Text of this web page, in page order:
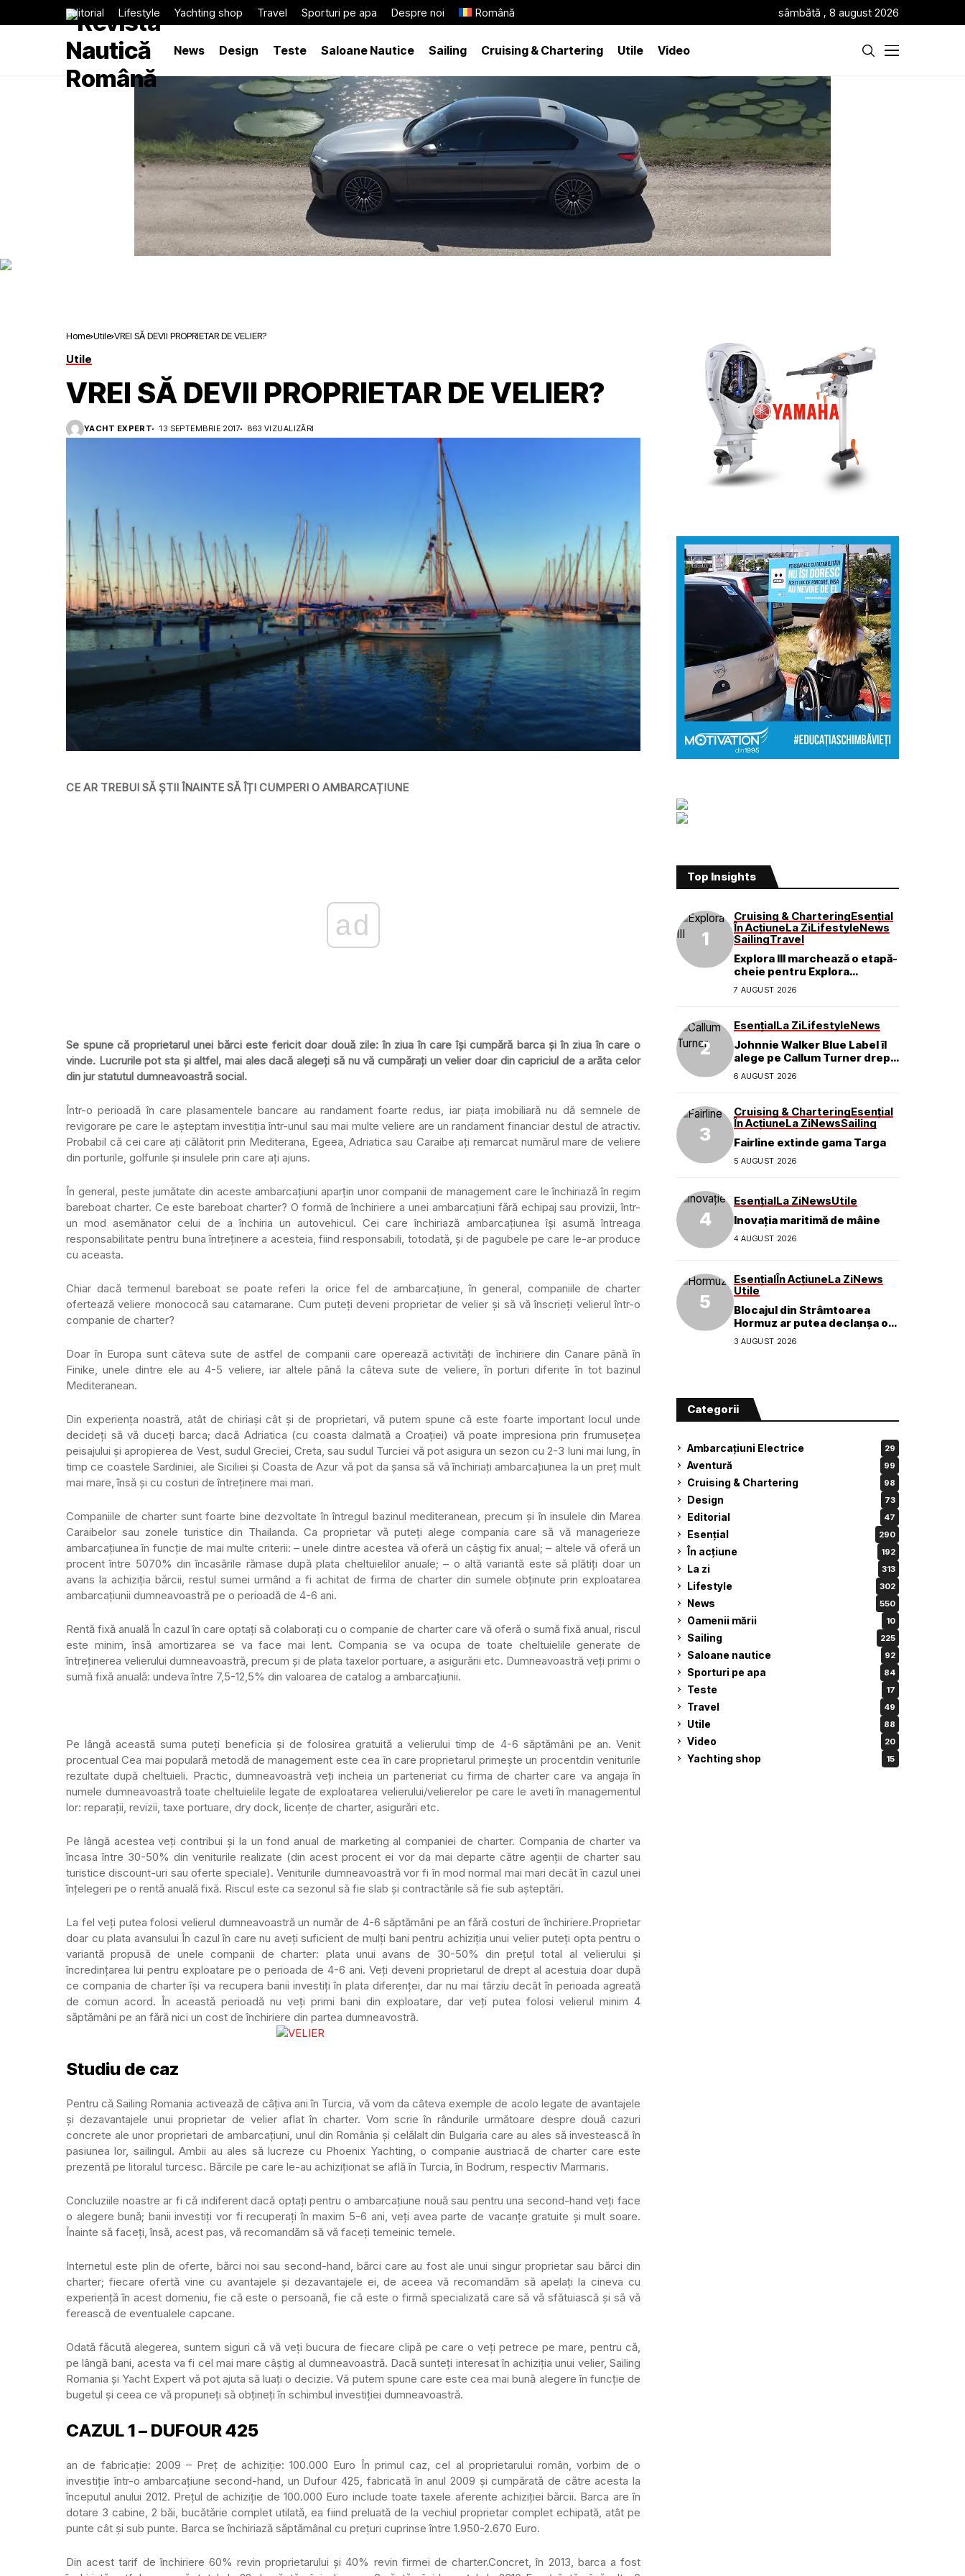
Editorial Lifestyle Yachting shop Travel Sporturi pe apa Despre noi Română sâmbătă , 8 august 2026
News Design Teste Saloane Nautice Sailing Cruising & Chartering Utile Video
Home Utile VREI SĂ DEVII PROPRIETAR DE VELIER?
Utile
VREI SĂ DEVII PROPRIETAR DE VELIER?
YACHT EXPERT 13 SEPTEMBRIE 2017 863 VIZUALIZĂRI
CE AR TREBUI SĂ ȘTII ÎNAINTE SĂ ÎȚI CUMPERI O AMBARCAȚIUNE
ad
Se spune că proprietarul unei bărci este fericit doar două zile: în ziua în care își cumpără barca și în ziua în care o
vinde. Lucrurile pot sta și altfel, mai ales dacă alegeți să nu vă cumpărați un velier doar din capriciul de a arăta celor
din jur statutul dumneavoastră social.
Într-o perioadă în care plasamentele bancare au randament foarte redus, iar piața imobiliară nu dă semnele de
revigorare pe care le așteptam investiția într-unul sau mai multe veliere are un randament financiar destul de atractiv.
Probabil că cei care ați călătorit prin Mediterana, Egeea, Adriatica sau Caraibe ați remarcat numărul mare de veliere
din porturile, golfurile și insulele prin care ați ajuns.
În general, peste jumătate din aceste ambarcațiuni aparțin unor companii de management care le închiriază în regim
bareboat charter. Ce este bareboat charter? O formă de închiriere a unei ambarcațiuni fără echipaj sau provizii, într-
un mod asemănator celui de a închiria un autovehicul. Cei care închiriază ambarcațiunea își asumă întreaga
responsabilitate pentru buna întreținere a acesteia, fiind responsabili, totodată, și de pagubele pe care le-ar produce
cu aceasta.
Chiar dacă termenul bareboat se poate referi la orice fel de ambarcațiune, în general, companiile de charter
ofertează veliere monococă sau catamarane. Cum puteți deveni proprietar de velier și să vă înscrieți velierul într-o
companie de charter?
Doar în Europa sunt câteva sute de astfel de companii care operează activități de închiriere din Canare până în
Finike, unele dintre ele au 4-5 veliere, iar altele până la câteva sute de veliere, în porturi diferite în tot bazinul
Mediteranean.
Din experiența noastră, atât de chiriași cât și de proprietari, vă putem spune că este foarte important locul unde
decideți să vă duceți barca; dacă Adriatica (cu coasta dalmată a Croației) vă poate impresiona prin frumusețea
peisajului și apropierea de Vest, sudul Greciei, Creta, sau sudul Turciei vă pot asigura un sezon cu 2-3 luni mai lung, în
timp ce coastele Sardiniei, ale Siciliei și Coasta de Azur vă pot da șansa să vă închiriați ambarcațiunea la un preț mult
mai mare, însă și cu costuri de întreținere mai mari.
Companiile de charter sunt foarte bine dezvoltate în întregul bazinul mediteranean, precum și în insulele din Marea
Caraibelor sau zonele turistice din Thailanda. Ca proprietar vă puteți alege compania care să vă managerieze
ambarcațiunea în funcție de mai multe criterii: – unele dintre acestea vă oferă un câștig fix anual; – altele vă oferă un
procent între 5070% din încasările rămase după plata cheltuielilor anuale; – o altă variantă este să plătiți doar un
avans la achiziția bărcii, restul sumei urmând a fi achitat de firma de charter din sumele obținute prin exploatarea
ambarcațiunii dumneavoastră pe o perioadă de 4-6 ani.
Rentă fixă anuală În cazul în care optați să colaborați cu o companie de charter care vă oferă o sumă fixă anual, riscul
este minim, însă amortizarea se va face mai lent. Compania se va ocupa de toate cheltuielile generate de
întreținerea velierului dumneavoastră, precum și de plata taxelor portuare, a asigurării etc. Dumneavoastră veți primi o
sumă fixă anuală: undeva între 7,5-12,5% din valoarea de catalog a ambarcațiunii.
Pe lângă această suma puteți beneficia și de folosirea gratuită a velierului timp de 4-6 săptămâni pe an. Venit
procentual Cea mai populară metodă de management este cea în care proprietarul primește un procentdin veniturile
rezultate după cheltuieli. Practic, dumneavoastră veți incheia un parteneriat cu firma de charter care va angaja în
numele dumneavoastră toate cheltuielile legate de exploatarea velierului/velierelor pe care le aveti în managementul
lor: reparații, revizii, taxe portuare, dry dock, licențe de charter, asigurări etc.
Pe lângă acestea veți contribui și la un fond anual de marketing al companiei de charter. Compania de charter va
încasa între 30-50% din veniturile realizate (din acest procent ei vor da mai departe către agenții de charter sau
turistice discount-uri sau oferte speciale). Veniturile dumneavoastră vor fi în mod normal mai mari decât în cazul unei
înțelegeri pe o rentă anuală fixă. Riscul este ca sezonul să fie slab și contractările să fie sub așteptări.
La fel veți putea folosi velierul dumneavoastră un număr de 4-6 săptămâni pe an fără costuri de închiriere.Proprietar
doar cu plata avansului În cazul în care nu aveți suficient de mulți bani pentru achiziția unui velier puteți opta pentru o
variantă propusă de unele companii de charter: plata unui avans de 30-50% din prețul total al velierului și
încredințarea lui pentru exploatare pe o perioada de 4-6 ani. Veți deveni proprietarul de drept al acestuia doar după
ce compania de charter își va recupera banii investiți în plata diferenței, dar nu mai târziu decât în perioada agreată
de comun acord. În această perioadă nu veți primi bani din exploatare, dar veți putea folosi velierul minim 4
săptămâni pe an fără nici un cost de închiriere din partea dumneavostră.
Studiu de caz
Pentru că Sailing Romania activează de câțiva ani în Turcia, vă vom da câteva exemple de acolo legate de avantajele
și dezavantajele unui proprietar de velier aflat în charter. Vom scrie în rândurile următoare despre două cazuri
concrete ale unor proprietari de ambarcațiuni, unul din România și celălalt din Bulgaria care au ales să investească în
pasiunea lor, sailingul. Ambii au ales să lucreze cu Phoenix Yachting, o companie austriacă de charter care este
prezentă pe litoralul turcesc. Bărcile pe care le-au achiziționat se află în Turcia, în Bodrum, respectiv Marmaris.
Concluziile noastre ar fi că indiferent dacă optați pentru o ambarcațiune nouă sau pentru una second-hand veți face
o alegere bună; banii investiți vor fi recuperați în maxim 5-6 ani, veți avea parte de vacanțe gratuite și mult soare.
Înainte să faceți, însă, acest pas, vă recomandăm să vă faceți temeinic temele.
Internetul este plin de oferte, bărci noi sau second-hand, bărci care au fost ale unui singur proprietar sau bărci din
charter; fiecare ofertă vine cu avantajele și dezavantajele ei, de aceea vă recomandăm să apelați la cineva cu
experiență în acest domeniu, fie că este o persoană, fie că este o firmă specializată care să vă sfătuiască și să vă
ferească de eventualele capcane.
Odată făcută alegerea, suntem siguri că vă veți bucura de fiecare clipă pe care o veți petrece pe mare, pentru că,
pe lângă bani, acesta va fi cel mai mare câștig al dumneavoastră. Dacă sunteți interesat în achiziția unui velier, Sailing
Romania și Yacht Expert vă pot ajuta să luați o decizie. Vă putem spune care este cea mai bună alegere în funcție de
bugetul și ceea ce vă propuneți să obțineți în schimbul investiției dumneavoastră.
CAZUL 1 – DUFOUR 425
an de fabricație: 2009 – Preț de achiziție: 100.000 Euro În primul caz, cel al proprietarului român, vorbim de o
investiție într-o ambarcațiune second-hand, un Dufour 425, fabricată în anul 2009 și cumpărată de către acesta la
începutul anului 2012. Prețul de achiziție de 100.000 Euro include toate taxele aferente achiziției bărcii. Barca are în
dotare 3 cabine, 2 băi, bucătărie complet utilată, ea fiind preluată de la vechiul proprietar complet echipată, atât pe
punte cât și sub punte. Barca se închiriază săptămânal cu prețuri cuprinse între 1.950-2.670 Euro.
Din acest tarif de închiriere 60% revin proprietarului și 40% revin firmei de charter.Concret, în 2013, barca a fost
Top Insights
Cruising & CharteringEsențial
În AcțiuneLa ZiLifestyleNews
SailingTravel
Explora III marchează o etapă-
cheie pentru Explora
Journeys
7 AUGUST 2026
EsențialLa ZiLifestyleNews
Johnnie Walker Blue Label îl
alege pe Callum Turner drept
noul ambasador global al
mărcii
6 AUGUST 2026
Cruising & CharteringEsențial
În AcțiuneLa ZiNewsSailing
Fairline extinde gama Targa
5 AUGUST 2026
EsențialLa ZiNewsUtile
Inovația maritimă de mâine
4 AUGUST 2026
EsențialÎn AcțiuneLa ZiNews
Utile
Blocajul din Strâmtoarea
Hormuz ar putea declanșa o
criză ecologică globală
3 AUGUST 2026
Categorii
Ambarcațiuni Electrice 29
Aventură 99
Cruising & Chartering 98
Design 73
Editorial 47
Esențial 290
În acțiune 192
La zi 313
Lifestyle 302
News 550
Oamenii mării 10
Sailing 225
Saloane nautice 92
Sporturi pe apa 84
Teste 17
Travel 49
Utile 88
Video 20
Yachting shop 15